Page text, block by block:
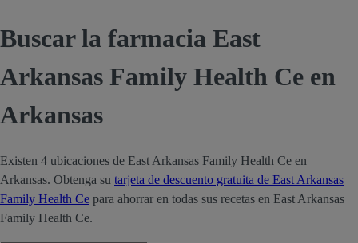
Buscar la farmacia East
Arkansas Family Health Ce en
Arkansas
Existen 4 ubicaciones de East Arkansas Family Health Ce en
Arkansas. Obtenga su tarjeta de descuento gratuita de East Arkansas
Family Health Ce para ahorrar en todas sus recetas en East Arkansas
Family Health Ce.